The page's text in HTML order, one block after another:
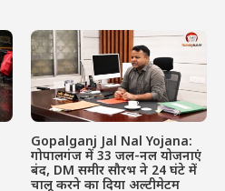
Gopalganj Jal Nal Yojana:
गोपालगंज में 33 जल-नल योजनाएं
बंद, DM समीर सौरभ ने 24 घंटे में
चालू करने का दिया अल्टीमेटम